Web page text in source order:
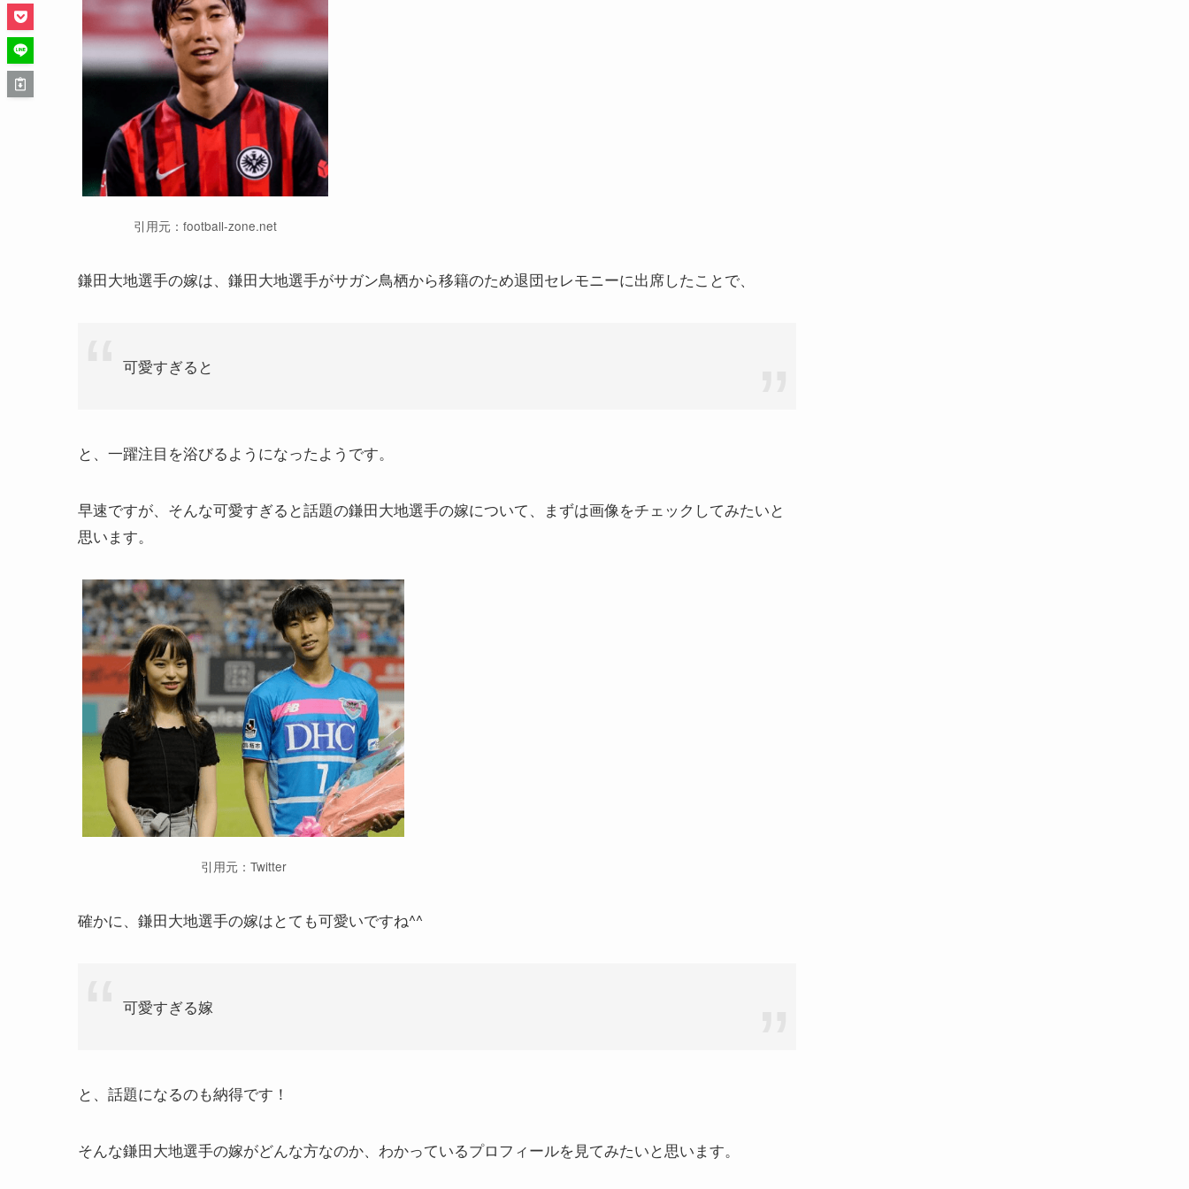
引用元：football-zone.net
鎌田大地選手の嫁は、鎌田大地選手がサガン鳥栖から移籍のため退団セレモニーに出席したことで、
可愛すぎると
と、一躍注目を浴びるようになったようです。
早速ですが、そんな可愛すぎると話題の鎌田大地選手の嫁について、まずは画像をチェックしてみたいと
思います。
引用元：Twitter
確かに、鎌田大地選手の嫁はとても可愛いですね^^
可愛すぎる嫁
と、話題になるのも納得です！
そんな鎌田大地選手の嫁がどんな方なのか、わかっているプロフィールを見てみたいと思います。